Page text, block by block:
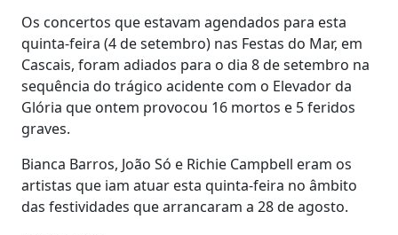
Os concertos que estavam agendados para esta
quinta-feira (4 de setembro) nas Festas do Mar, em
Cascais, foram adiados para o dia 8 de setembro na
sequência do trágico acidente com o Elevador da
Glória que ontem provocou 16 mortos e 5 feridos
graves.
Bianca Barros, João Só e Richie Campbell eram os
artistas que iam atuar esta quinta-feira no âmbito
das festividades que arrancaram a 28 de agosto.